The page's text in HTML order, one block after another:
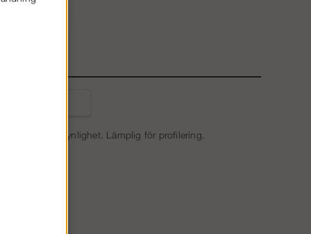
och god synlighet. Lämplig för profilering.